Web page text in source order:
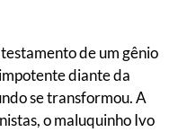
testamento de um gênio
diante da
se transformou. A
o maluquinho Ivo